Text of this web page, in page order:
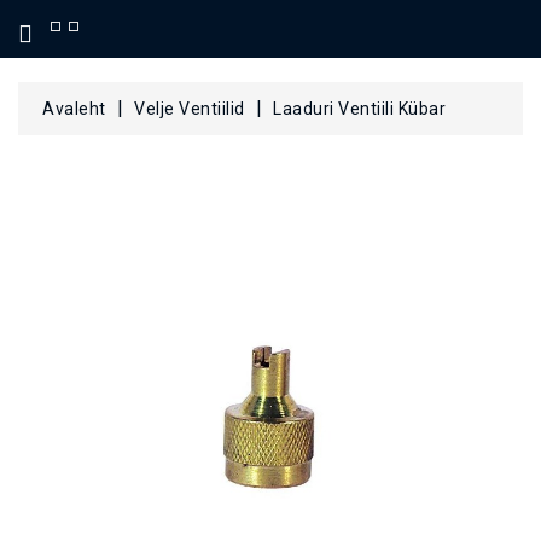
KATEGOORIA
Avaleht Velje Ventiilid Laaduri Ventiili Kübar